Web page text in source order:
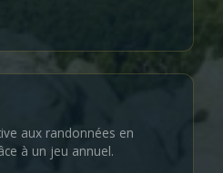
aux randonnées en
à un jeu annuel.